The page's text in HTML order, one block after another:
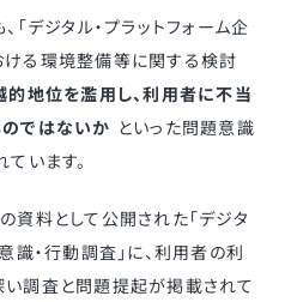
「デジタル・プラットフォーム企
る環境整備等に関する検討
地位を濫用し、利用者に不当
ではないか といった問題意識
います。
料として公開された「デジタ
識・行動調査」に、利用者の利
調査と問題提起が掲載されて